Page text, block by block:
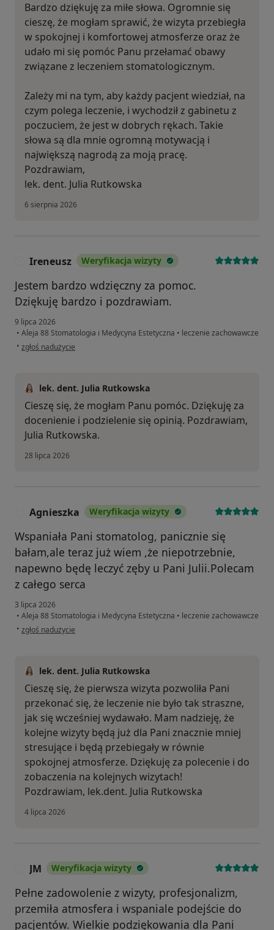
Bardzo dziękuję za miłe słowa. Ogromnie się
cieszę, że mogłam sprawić, że wizyta przebiegła
w spokojnej i komfortowej atmosferze oraz że
udało mi się pomóc Panu przełamać obawy
związane z leczeniem stomatologicznym.
Zależy mi na tym, aby każdy pacjent wiedział, na
czym polega leczenie, i wychodził z gabinetu z
poczuciem, że jest w dobrych rękach. Takie
słowa są dla mnie ogromną motywacją i
największą nagrodą za moją pracę.
Pozdrawiam,
lek. dent. Julia Rutkowska
6 sierpnia 2026
Ireneusz Weryfikacja wizyty
Jestem bardzo wdzięczny za pomoc.
Dziękuję bardzo i pozdrawiam.
9 lipca 2026
• Aleja 88 Stomatologia i Medycyna Estetyczna • leczenie zachowawcze
• w opinii użytkownika Ireneusz
zgłoś nadużycie
lek. dent. Julia Rutkowska
Cieszę się, że mogłam Panu pomóc. Dziękuję za
docenienie i podzielenie się opinią. Pozdrawiam,
Julia Rutkowska.
28 lipca 2026
Agnieszka Weryfikacja wizyty
Wspaniała Pani stomatolog, panicznie się
bałam,ale teraz już wiem ,że niepotrzebnie,
napewno będę leczyć zęby u Pani Julii.Polecam
z całego serca
3 lipca 2026
• Aleja 88 Stomatologia i Medycyna Estetyczna • leczenie zachowawcze
• w opinii użytkownika Agnieszka
zgłoś nadużycie
lek. dent. Julia Rutkowska
Cieszę się, że pierwsza wizyta pozwoliła Pani
przekonać się, że leczenie nie było tak straszne,
jak się wcześniej wydawało. Mam nadzieję, że
kolejne wizyty będą już dla Pani znacznie mniej
stresujące i będą przebiegały w równie
spokojnej atmosferze. Dziękuję za polecenie i do
zobaczenia na kolejnych wizytach!
Pozdrawiam, lek.dent. Julia Rutkowska
4 lipca 2026
JM Weryfikacja wizyty
Pełne zadowolenie z wizyty, profesjonalizm,
przemiła atmosfera i wspaniale podejście do
pacjentów. Wielkie podziękowania dla Pani